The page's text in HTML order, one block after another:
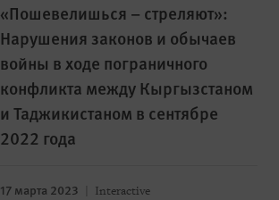
«Пошевелишься – стреляют»:
Нарушения законов и обычаев
войны в ходе пограничного
конфликта между Кыргызстаном
и Таджикистаном в сентябре
2022 года
17 марта 2023 Interactive